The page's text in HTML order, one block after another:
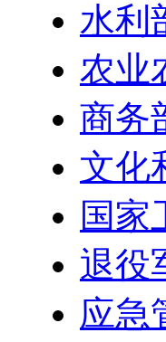
水利
农业
商务
文化
国家
退役
应急